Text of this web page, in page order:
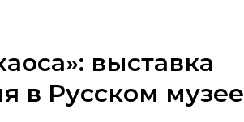
выставка
в Русском музее